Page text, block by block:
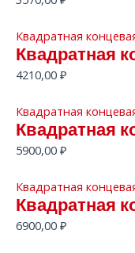
Квадратная
Квадратная
4210,00 ₽
Квадратная
Квадратная
5900,00 ₽
Квадратная
Квадратная
6900,00 ₽